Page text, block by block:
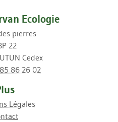
Ecologie
pierres
22
Cedex
86 26 02
Légales